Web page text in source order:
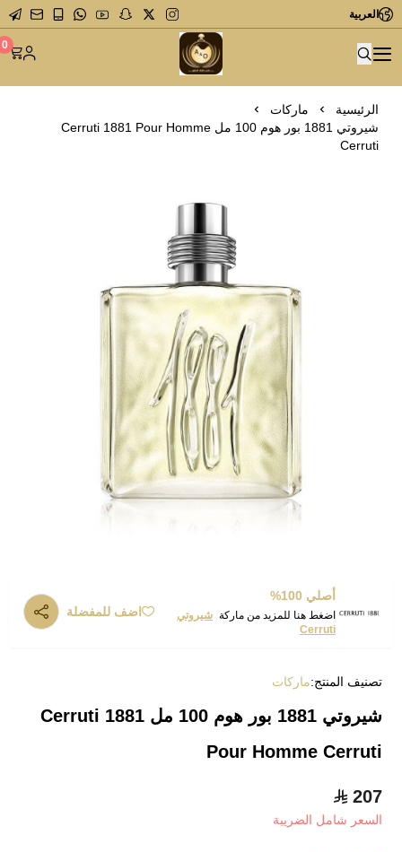
العربية
متجر عاشق العطور 0
الرئيسية
ماركات
شيروتي 1881 بور هوم 100 مل Cerruti 1881 Pour Homme
Cerruti
أصلي 100%
اضغط هنا للمزيد من ماركة شيروتي
Cerruti
اضف للمفضلة
تصنيف المنتج:ماركات
شيروتي 1881 بور هوم 100 مل Cerruti 1881
Pour Homme Cerruti
207
السعر شامل الضريبة